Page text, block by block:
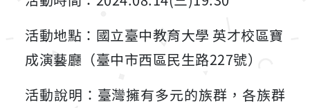
活動地點：國立臺中教育大學 英才校區寶
成演藝廳（臺中市西區民生路227號）
活動說明：臺灣擁有多元的族群，各族群